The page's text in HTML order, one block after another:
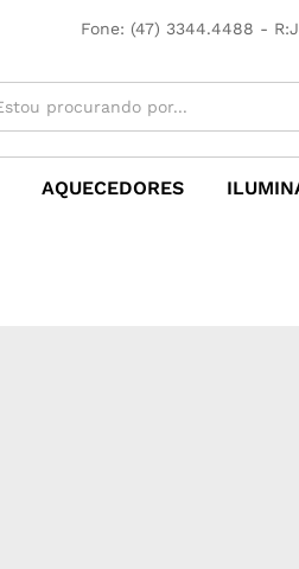
Fone: (47) 3344.4488 -
AQUECEDORES